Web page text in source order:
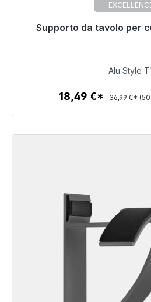
Supporto da tavolo per
Pronto per la spedizione
18,49 €
Dettagli
Alu Style
18,49 €* 36,99 €*